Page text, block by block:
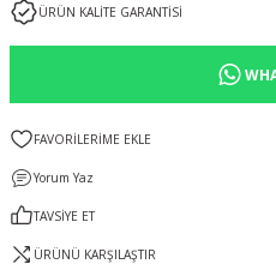
ÜRÜN KALİTE GARANTİSİ
Yorum Yaz
TAVSİYE ET
ÜRÜNÜ KARŞILAŞTIR